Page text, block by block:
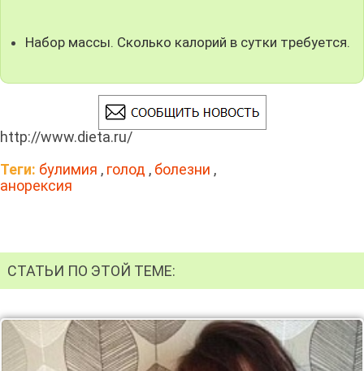
Набор массы. Сколько калорий в сутки требуется.
http://www.dieta.ru/
Теги: булимия , голод , болезни ,
анорексия
СТАТЬИ ПО ЭТОЙ ТЕМЕ: